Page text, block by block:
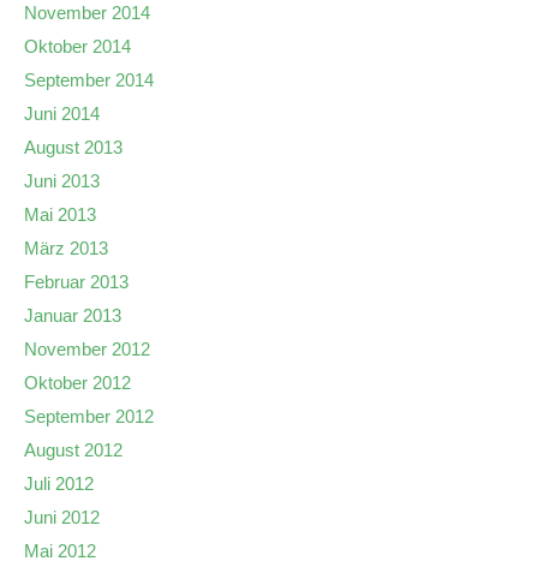
November 2014
Oktober 2014
September 2014
Juni 2014
August 2013
Juni 2013
Mai 2013
März 2013
Februar 2013
Januar 2013
November 2012
Oktober 2012
September 2012
August 2012
Juli 2012
Juni 2012
Mai 2012